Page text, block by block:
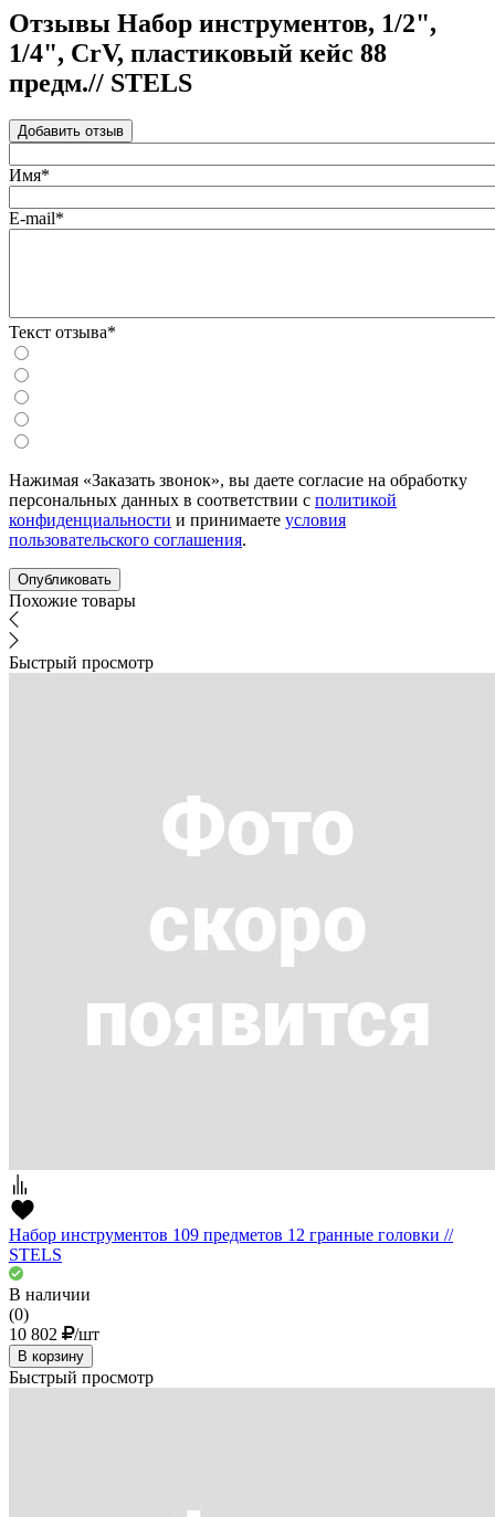
Отзывы Набор инструментов, 1/2",
1/4", CrV, пластиковый кейс 88
предм.// STELS
Добавить отзыв
Имя*
E-mail*
Текст отзыва*
Нажимая «Заказать звонок», вы даете согласие на обработку
персональных данных в соответствии с политикой
конфиденциальности и принимаете условия
пользовательского соглашения.
Похожие товары
Быстрый просмотр
Набор инструментов 109 предметов 12 гранные головки //
STELS
В наличии
(0)
10 802
/шт
В корзину
Быстрый просмотр